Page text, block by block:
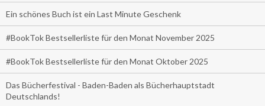
Ein schönes Buch ist ein Last Minute Geschenk
#BookTok Bestsellerliste für den Monat November 2025
#BookTok Bestsellerliste für den Monat Oktober 2025
Das Bücherfestival - Baden-Baden als Bücherhauptstadt
Deutschlands!